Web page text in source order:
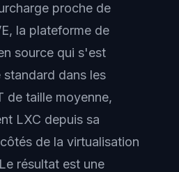
proche de
la plateforme de
source qui s'est
dans les
de taille moyenne,
LXC depuis sa
de la virtualisation
résultat est une